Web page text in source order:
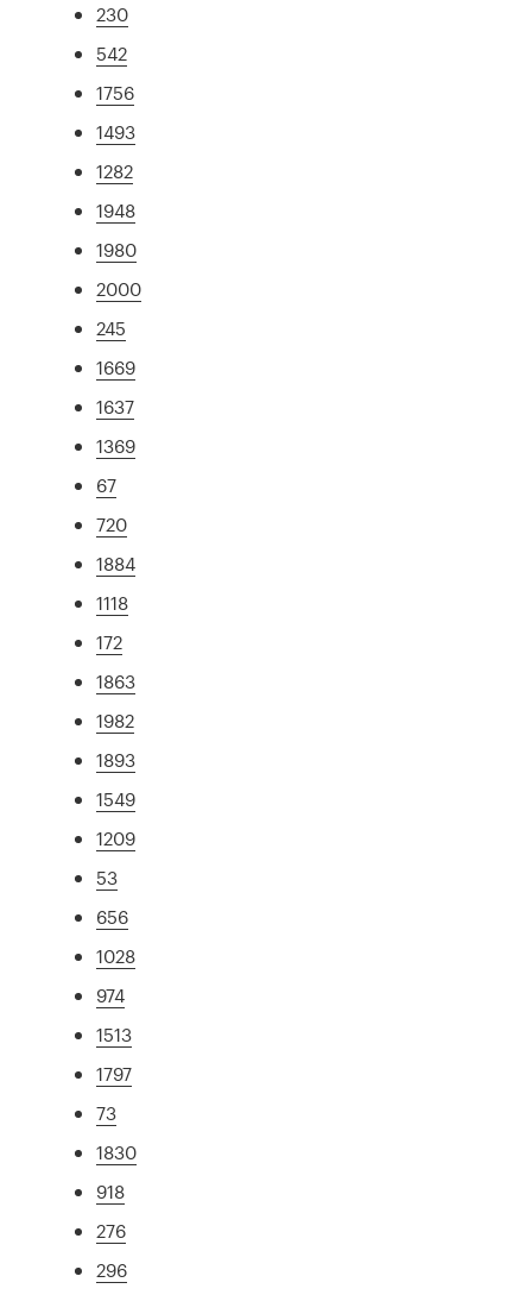
230
542
1756
1493
1282
1948
1980
2000
245
1669
1637
1369
67
720
1884
1118
172
1863
1982
1893
1549
1209
53
656
1028
974
1513
1797
73
1830
918
276
296